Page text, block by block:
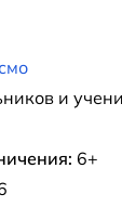
и
6+